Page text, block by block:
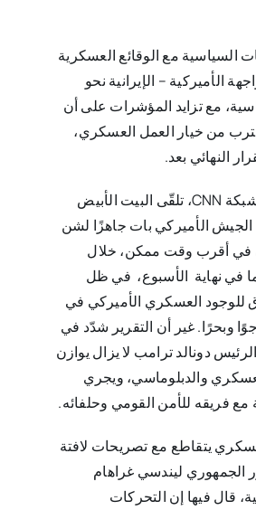
السياسية مع الوقائع العسكرية
الأميركية – الإيرانية نحو
مع تزايد المؤشرات على أن
من خيار العمل العسكري،
النهائي بعد.
فبحسب تقرير لشبكة CNN، تلقّى البيت الأبيض
الأميركي بات جاهزًا لشن
في أقرب وقت ممكن، خلال
في نهاية الأسبوع، في ظل
للوجود العسكري الأميركي في
وبحرًا. غير أن التقرير شدّد في
دونالد ترامب لا يزال يوازن
والدبلوماسي، ويجري
فريقه للأمن القومي وحلفائه.
يتقاطع مع تصريحات لافتة
الجمهوري ليندسي غراهام
قال فيها إن التحركات